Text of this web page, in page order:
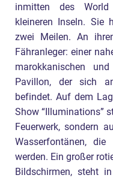
inmitten des World
kleineren Inseln. Sie
zwei Meilen. An
Fähranleger: einer
marokkanischen
Pavillon, der sich
befindet. Auf dem
Show “Illuminations”
Feuerwerk, sondern
Wasserfontänen,
werden. Ein großer
Bildschirmen, steht